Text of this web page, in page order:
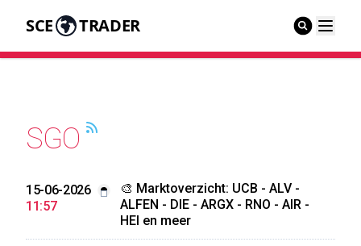
SCE TRADER
SGO
15-06-2026
11:57
🎨 Marktoverzicht: UCB - ALV -
ALFEN - DIE - ARGX - RNO - AIR -
HEI en meer